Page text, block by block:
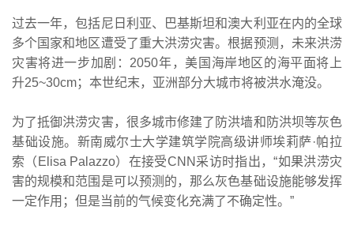
过去一年，包括尼日利亚、巴基斯坦和澳大利亚在内的全球
多个国家和地区遭受了重大洪涝灾害。根据预测，未来洪涝
灾害将进一步加剧：2050年，美国海岸地区的海平面将上
升25~30cm；本世纪末，亚洲部分大城市将被洪水淹没。
为了抵御洪涝灾害，很多城市修建了防洪墙和防洪坝等灰色
基础设施。新南威尔士大学建筑学院高级讲师埃莉萨·帕拉
索（Elisa Palazzo）在接受CNN采访时指出，“如果洪涝灾
害的规模和范围是可以预测的，那么灰色基础设施能够发挥
一定作用；但是当前的气候变化充满了不确定性。”